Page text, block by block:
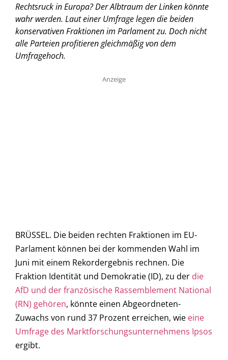
Rechtsruck in Europa? Der Albtraum der Linken könnte
wahr werden. Laut einer Umfrage legen die beiden
konservativen Fraktionen im Parlament zu. Doch nicht
alle Parteien profitieren gleichmäßig von dem
Umfragehoch.
Anzeige
BRÜSSEL. Die beiden rechten Fraktionen im EU-
Parlament können bei der kommenden Wahl im
Juni mit einem Rekordergebnis rechnen. Die
Fraktion Identität und Demokratie (ID), zu der die
AfD und der französische Rassemblement National
(RN) gehören, könnte einen Abgeordneten-
Zuwachs von rund 37 Prozent erreichen, wie eine
Umfrage des Marktforschungsunternehmens Ipsos
ergibt.